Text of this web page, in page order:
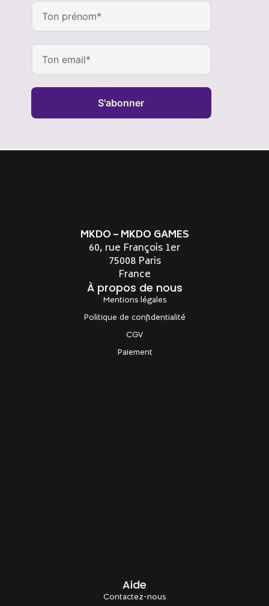
S'abonner
MKDO – MKDO GAMES
60, rue François 1er
75008 Paris
France
À propos de nous
Mentions légales
Politique de confidentialité
CGV
Paiement
Aide
Contactez-nous